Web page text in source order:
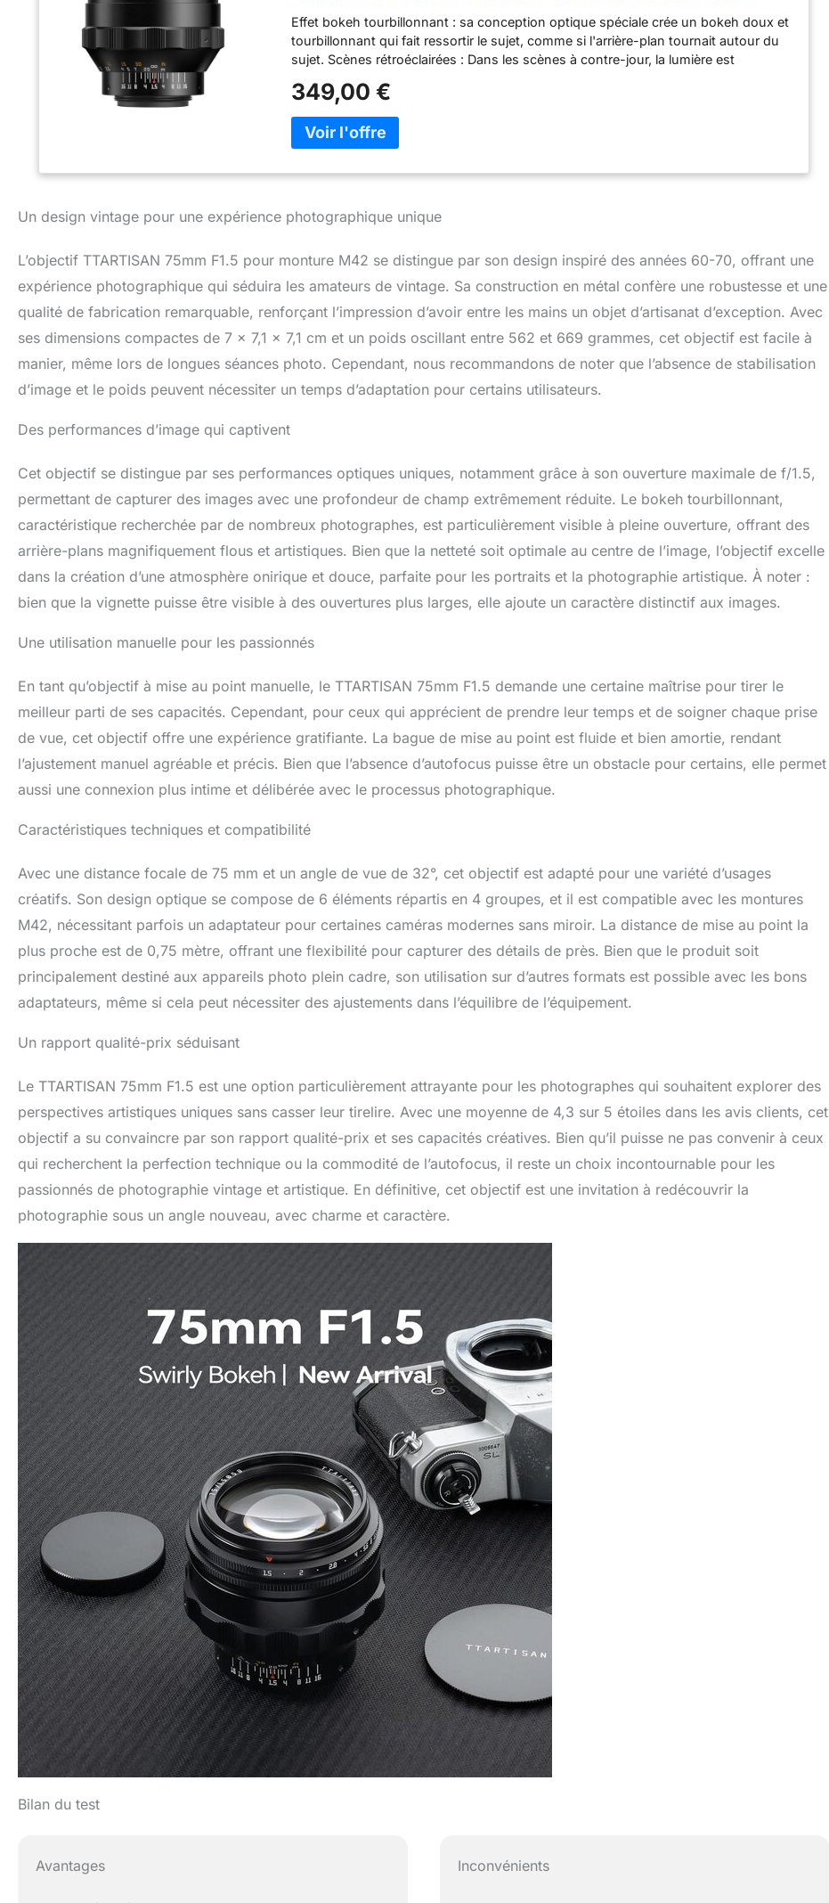
Effet bokeh tourbillonnant : sa conception optique spéciale crée un bokeh doux et
tourbillonnant qui fait ressortir le sujet, comme si l'arrière-plan tournait autour du
sujet. Scènes rétroéclairées : Dans les scènes à contre-jour, la lumière est
superposition unique d'ombres et de lumières. Grande ouverture F1.5 : La grande
ouverture f/1,5 permet à l'objectif de capturer des images claires même dans des
conditions de faible luminosité. Monture M42 : S'adapte facilement aux appareils
photo Sony, Fujifilm, Nikon, Canon, Hasselblad et autres à l'aide d'un adaptateur
de monture. Alignement central réglable : Conçu avec une monture à vis M42
349,00 €
Un design vintage pour une expérience photographique unique
L’objectif TTARTISAN 75mm F1.5 pour monture M42 se distingue par son design inspiré des années 60-70, offrant une
expérience photographique qui séduira les amateurs de vintage. Sa construction en métal confère une robustesse et une
qualité de fabrication remarquable, renforçant l’impression d’avoir entre les mains un objet d’artisanat d’exception. Avec
ses dimensions compactes de 7 x 7,1 x 7,1 cm et un poids oscillant entre 562 et 669 grammes, cet objectif est facile à
manier, même lors de longues séances photo. Cependant, nous recommandons de noter que l’absence de stabilisation
d’image et le poids peuvent nécessiter un temps d’adaptation pour certains utilisateurs.
Des performances d’image qui captivent
Cet objectif se distingue par ses performances optiques uniques, notamment grâce à son ouverture maximale de f/1.5,
permettant de capturer des images avec une profondeur de champ extrêmement réduite. Le bokeh tourbillonnant,
caractéristique recherchée par de nombreux photographes, est particulièrement visible à pleine ouverture, offrant des
arrière-plans magnifiquement flous et artistiques. Bien que la netteté soit optimale au centre de l’image, l’objectif excelle
dans la création d’une atmosphère onirique et douce, parfaite pour les portraits et la photographie artistique. À noter :
bien que la vignette puisse être visible à des ouvertures plus larges, elle ajoute un caractère distinctif aux images.
Une utilisation manuelle pour les passionnés
En tant qu’objectif à mise au point manuelle, le TTARTISAN 75mm F1.5 demande une certaine maîtrise pour tirer le
meilleur parti de ses capacités. Cependant, pour ceux qui apprécient de prendre leur temps et de soigner chaque prise
de vue, cet objectif offre une expérience gratifiante. La bague de mise au point est fluide et bien amortie, rendant
l’ajustement manuel agréable et précis. Bien que l’absence d’autofocus puisse être un obstacle pour certains, elle permet
aussi une connexion plus intime et délibérée avec le processus photographique.
Caractéristiques techniques et compatibilité
Avec une distance focale de 75 mm et un angle de vue de 32°, cet objectif est adapté pour une variété d’usages
créatifs. Son design optique se compose de 6 éléments répartis en 4 groupes, et il est compatible avec les montures
M42, nécessitant parfois un adaptateur pour certaines caméras modernes sans miroir. La distance de mise au point la
plus proche est de 0,75 mètre, offrant une flexibilité pour capturer des détails de près. Bien que le produit soit
principalement destiné aux appareils photo plein cadre, son utilisation sur d’autres formats est possible avec les bons
adaptateurs, même si cela peut nécessiter des ajustements dans l’équilibre de l’équipement.
Un rapport qualité-prix séduisant
Le TTARTISAN 75mm F1.5 est une option particulièrement attrayante pour les photographes qui souhaitent explorer des
perspectives artistiques uniques sans casser leur tirelire. Avec une moyenne de 4,3 sur 5 étoiles dans les avis clients, cet
objectif a su convaincre par son rapport qualité-prix et ses capacités créatives. Bien qu’il puisse ne pas convenir à ceux
qui recherchent la perfection technique ou la commodité de l’autofocus, il reste un choix incontournable pour les
passionnés de photographie vintage et artistique. En définitive, cet objectif est une invitation à redécouvrir la
photographie sous un angle nouveau, avec charme et caractère.
Bilan du test
Avantages Inconvénients